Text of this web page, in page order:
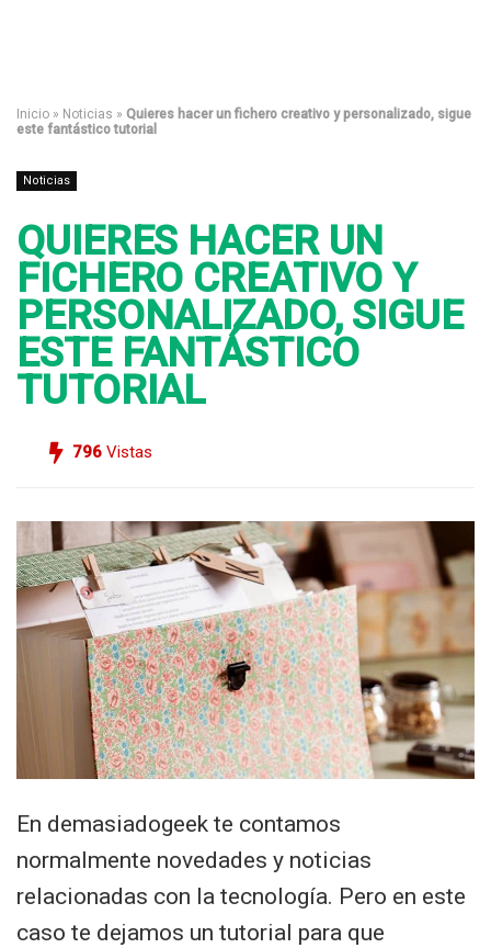
Inicio » Noticias » Quieres hacer un fichero creativo y personalizado, sigue
este fantástico tutorial
Noticias
QUIERES HACER UN
FICHERO CREATIVO Y
PERSONALIZADO, SIGUE
ESTE FANTÁSTICO
TUTORIAL
796 Vistas
En demasiadogeek te contamos
normalmente novedades y noticias
relacionadas con la tecnología. Pero en este
caso te dejamos un tutorial para que